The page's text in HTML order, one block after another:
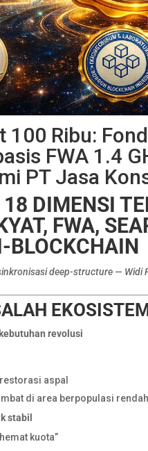
100 Ribu:
FWA 1.4
PT Jasa
DIMENSI
FWA,
BLOCKCHAIN
deep-structure — Widi
revolusi
aspal
di area berpopulasi rendah
stabil
kuota”